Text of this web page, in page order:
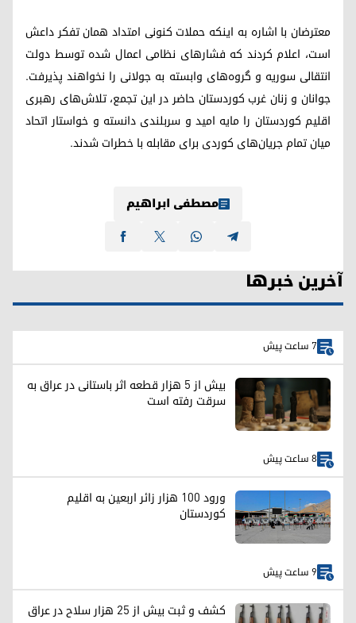
معترضان با اشاره به اینکه حملات کنونی امتداد همان تفکر داعش
است، اعلام کردند که فشارهای نظامی اعمال شده توسط دولت
انتقالی سوریه و گروه‌های وابسته به جولانی را نخواهند پذیرفت.
جوانان و زنان غرب کوردستان حاضر در این تجمع، تلاش‌های رهبری
اقلیم کوردستان را مایه امید و سربلندی دانسته و خواستار اتحاد
میان تمام جریان‌های کوردی برای مقابله با خطرات شدند.
مصطفی ابراهیم
آخرین خبرها
7 ساعت پیش
بیش از ۵ هزار قطعه اثر باستانی در عراق به
سرقت رفته است
8 ساعت پیش
ورود ۱۰۰ هزار زائر اربعین به اقلیم
کوردستان
9 ساعت پیش
کشف و ثبت بیش از ۲۵ هزار سلاح در عراق